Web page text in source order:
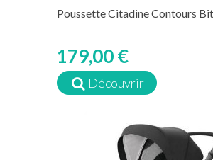
Poussette Citadine Contours
179,00 €
Découvrir